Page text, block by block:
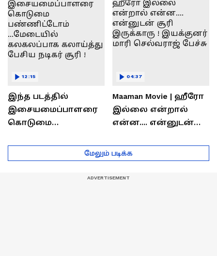
தெரியுமா?
லோகேஷ் கனகராஜ்
பேச்சு !
இந்த படத்தில்
இசையமைப்பாளரை
கொடுமை
...மேடையில்
கலகலப்பாக
12:15
Maaman Movie | ஹீரோ
இல்லை என்றால்
என்ன.... என்னுடன்
இயக்குனர் மாரி
செல்வராஜ் பேச்சு
04:37
மேலும் படிக்க